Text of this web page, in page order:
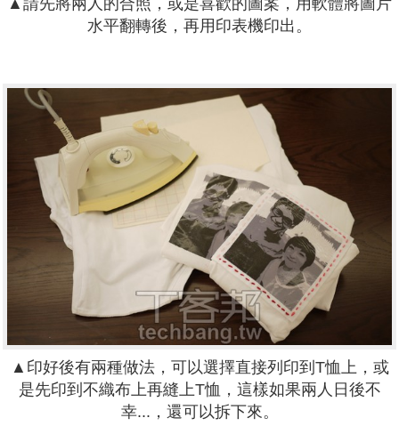
水平翻轉後，再用印表機印出。
▲印好後有兩種做法，可以選擇直接列印到T恤上，或
是先印到不織布上再縫上T恤，這樣如果兩人日後不
幸...，還可以拆下來。